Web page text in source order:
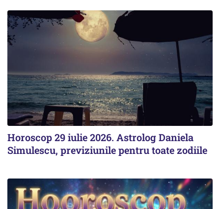
Horoscop 29 iulie 2026. Astrolog Daniela
Simulescu, previziunile pentru toate zodiile